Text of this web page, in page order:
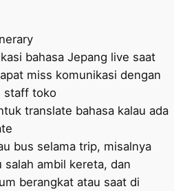
bahasa Jepang live saat
miss komunikasi dengan
staff toko
translate bahasa kalau ada
bus selama trip, misalnya
salah ambil kereta, dan
berangkat atau saat di